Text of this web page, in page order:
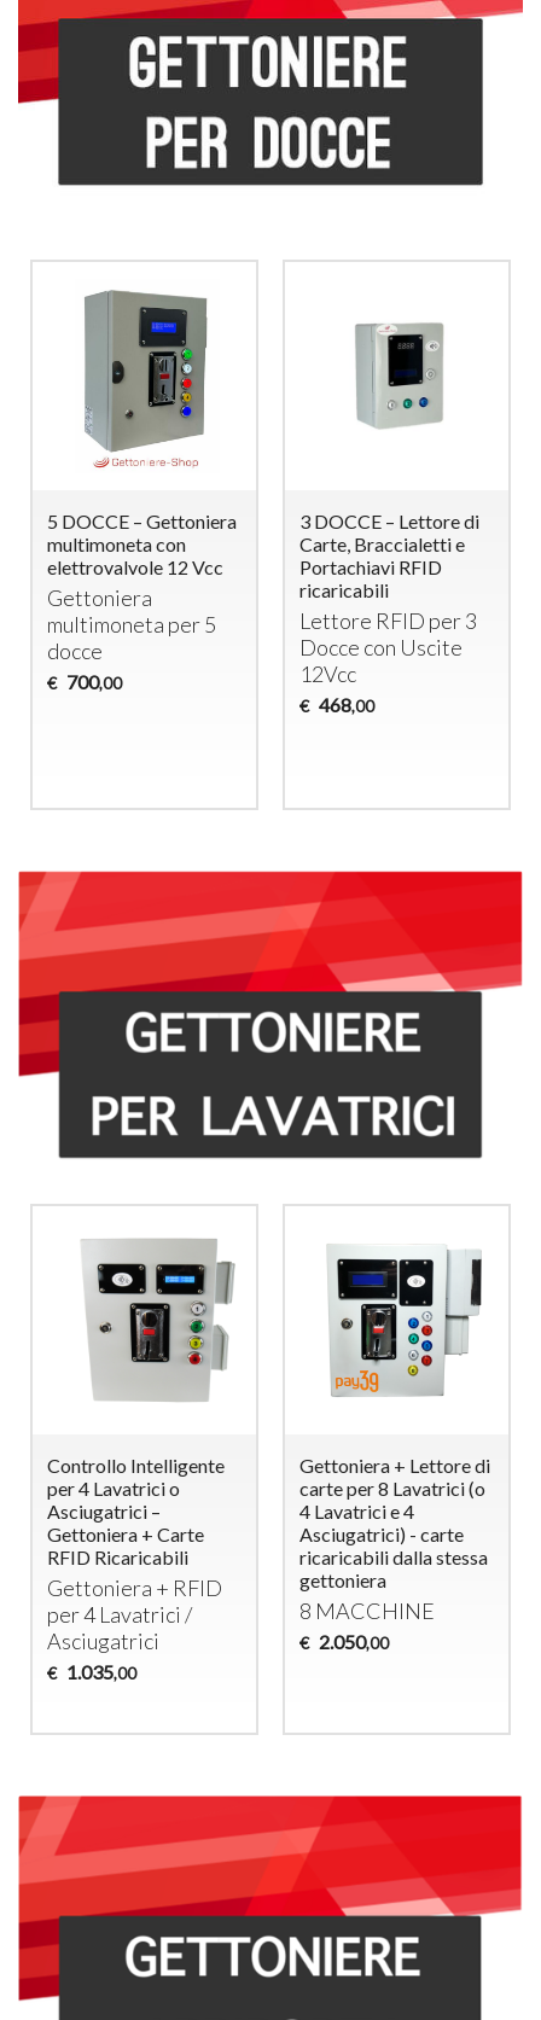
5 DOCCE – Gettoniera
multimoneta con
elettrovalvole 12 Vcc
Gettoniera
multimoneta per 5
docce
€ 700,00
3 DOCCE – Lettore di
Carte, Braccialetti e
Portachiavi RFID
ricaricabili
Lettore RFID per 3
Docce con Uscite
12Vcc
€ 468,00
Controllo Intelligente
per 4 Lavatrici o
Asciugatrici –
Gettoniera + Carte
RFID Ricaricabili
Gettoniera + RFID
per 4 Lavatrici /
Asciugatrici
€ 1.035,00
Gettoniera + Lettore di
carte per 8 Lavatrici (o
4 Lavatrici e 4
Asciugatrici) - carte
ricaricabili dalla stessa
gettoniera
8 MACCHINE
€ 2.050,00